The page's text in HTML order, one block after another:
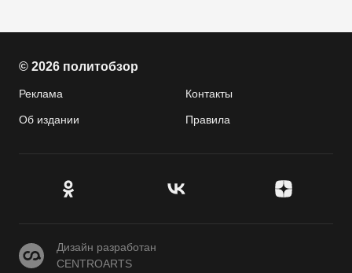
© 2026 политобзор
Реклама Контакты
Об издании Правила
CENTROARTS